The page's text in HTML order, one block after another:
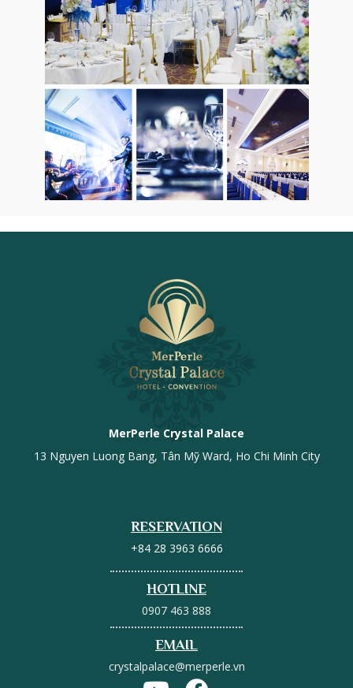
MerPerle Crystal Palace
13 Nguyen Luong Bang, Tân Mỹ Ward, Ho Chi Minh City
RESERVATION
+84 28 3963 6666
HOTLINE
0907 463 888
EMAIL
crystalpalace@merperle.vn